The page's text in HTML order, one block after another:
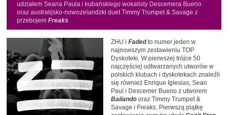
udziałem Seana Paula i kubańskiego wokalisty Descemera Bueno
oraz australijsko-nowozelandzki duet Timmy Trumpet & Savage z
przebojemFreaks.
ZHU iFadedto numer jeden w
najnowszym zestawieniu TOP
Dyskoteki. W pierwszej trójce 50
najczęściej odtwarzanych utworów w
polskich klubach i dyskotekach znaleźli
się również Enrique Iglesias, Sean
Paul i Descemer Bueno z utworem
Bailando oraz Timmy Trumpet &
Savage i Freaks. Pierwszą piątkę